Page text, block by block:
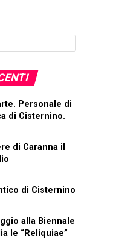
Personale di
di Cisternino.
di Caranna il
di Cisternino
alla Biennale
le “Reliquiae”